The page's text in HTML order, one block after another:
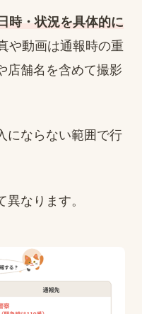
時・状況を具体的に
や動画は通報時の重
店舗名を含めて撮影
にならない範囲で行
なります。